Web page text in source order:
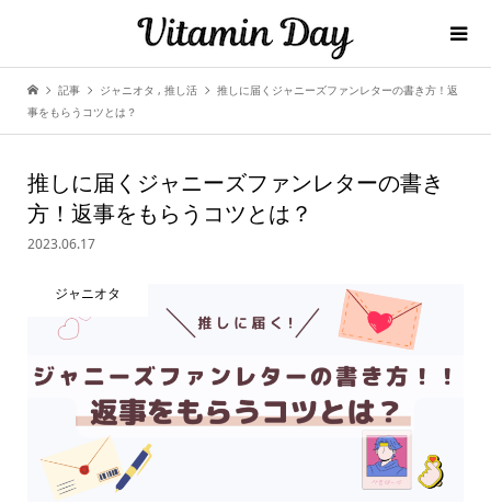
記事 ジャニオタ , 推し活
推しに届くジャニーズファンレターの書き方！返
事をもらうコツとは？
推しに届くジャニーズファンレターの書き
方！返事をもらうコツとは？
2023.06.17
ジャニオタ